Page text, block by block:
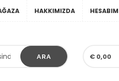
HAKKIMIZDA HESABIM
ARA € 0,00